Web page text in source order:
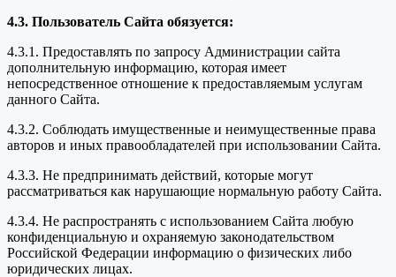
4.3. Пользователь Сайта обязуется:
4.3.1. Предоставлять по запросу Администрации сайта
дополнительную информацию, которая имеет
непосредственное отношение к предоставляемым услугам
данного Сайта.
4.3.2. Соблюдать имущественные и неимущественные права
авторов и иных правообладателей при использовании Сайта.
4.3.3. Не предпринимать действий, которые могут
рассматриваться как нарушающие нормальную работу Сайта.
4.3.4. Не распространять с использованием Сайта любую
конфиденциальную и охраняемую законодательством
Российской Федерации информацию о физических либо
юридических лицах.